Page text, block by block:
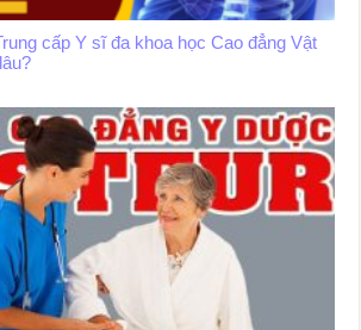
cấp Y sĩ đa khoa học Cao đẳng Vật